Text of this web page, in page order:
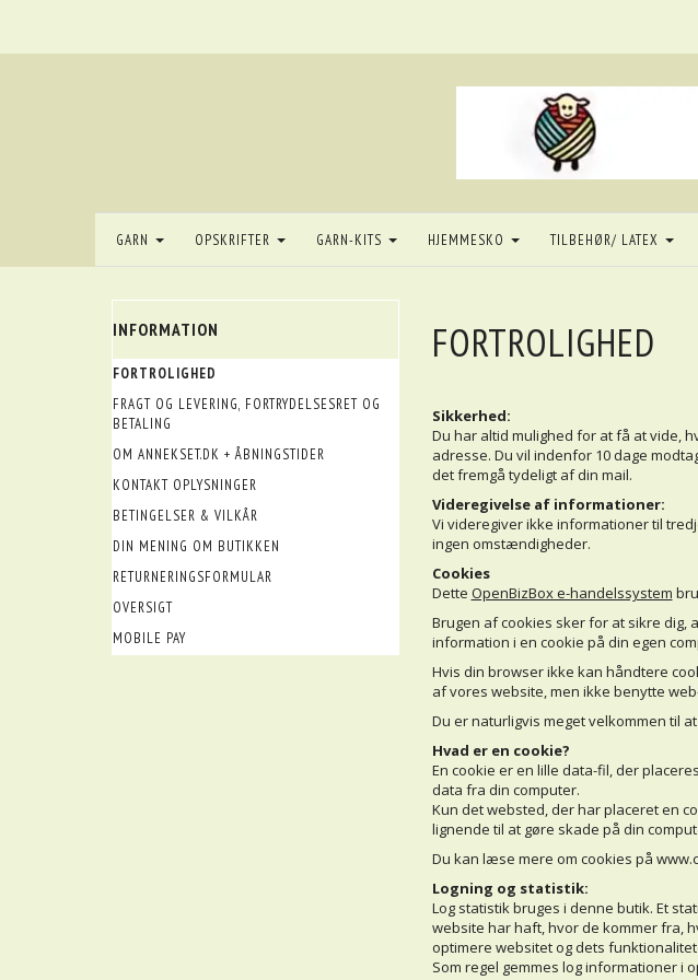
GARN OPSKRIFTER GARN-KITS HJEMMESKO TILBEHØR/ LATEX
INFORMATION
FORTROLIGHED
FRAGT OG LEVERING, FORTRYDELSESRET OG
BETALING
OM ANNEKSET.DK + ÅBNINGSTIDER
KONTAKT OPLYSNINGER
BETINGELSER & VILKÅR
DIN MENING OM BUTIKKEN
RETURNERINGSFORMULAR
OVERSIGT
MOBILE PAY
FORTROLIGHED
Sikkerhed:
Du har altid mulighed for at få at vide,
adresse. Du vil indenfor 10 dage
det fremgå tydeligt af din mail.
Videregivelse af informationer:
Vi videregiver ikke informationer til
ingen omstændigheder.
Cookies
Dette OpenBizBox e-handelssystem
Brugen af cookies sker for at sikre dig,
information i en cookie på din egen
Hvis din browser ikke kan håndtere
af vores website, men ikke benytte
Du er naturligvis meget velkommen til
Hvad er en cookie?
En cookie er en lille data-fil, der
data fra din computer.
Kun det websted, der har placeret en
lignende til at gøre skade på din
Du kan læse mere om cookies på
Logning og statistik:
Log statistik bruges i denne butik. Et
website har haft, hvor de kommer fra,
optimere websitet og dets
Som regel gemmes log informationer i